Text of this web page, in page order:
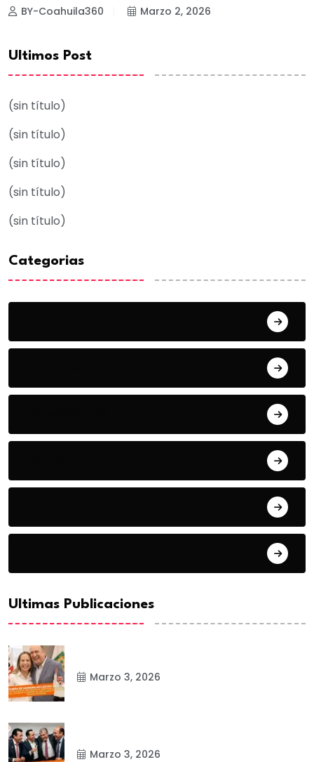
BY-Coahuila360 Marzo 2, 2026
Ultimos Post
(sin título)
(sin título)
(sin título)
(sin título)
(sin título)
Categorias
Ultimas Publicaciones
Marzo 3, 2026
Marzo 3, 2026